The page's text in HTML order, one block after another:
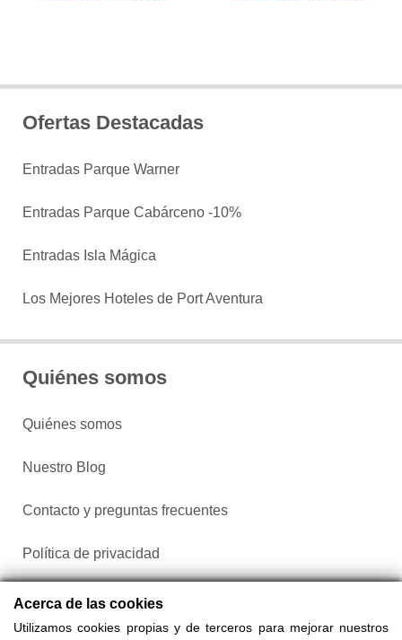
Ofertas Destacadas
Entradas Parque Warner
Entradas Parque Cabárceno -10%
Entradas Isla Mágica
Los Mejores Hoteles de Port Aventura
Quiénes somos
Quiénes somos
Nuestro Blog
Contacto y preguntas frecuentes
Política de privacidad
Configurar cookies
Acerca de las cookies
Utilizamos cookies propias y de terceros para mejorar nuestros